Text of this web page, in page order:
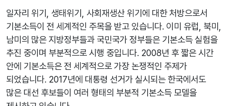
일자리 위기, 생태위기, 사회재생산 위기에 대한 처방으로서
기본소득이 전 세계적인 주목을 받고 있습니다. 이미 유럽, 북미,
남미의 많은 지방정부들과 국민국가 정부들은 기본소득 실험을
추진 중이며 부분적으로 시행 중입니다. 2008년 후 짧은 시간
안에 기본소득은 전 세계적으로 가장 논쟁적인 주제가
되었습니다. 2017년에 대통령 선거가 실시되는 한국에서도
많은 대선 후보들이 여러 형태의 부분적 기본소득 모델을